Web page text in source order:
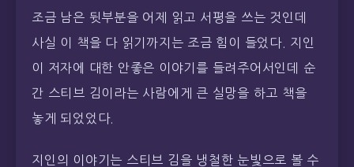
조금 남은 뒷부분을 어제 읽고 서평을 쓰는 것인데
사실 이 책을 다 읽기까지는 조금 힘이 들었다. 지인
이 저자에 대한 안좋은 이야기를 들려주어서인데 순
간 스티브 김이라는 사람에게 큰 실망을 하고 책을
놓게 되었었다.
지인의 이야기는 스티브 김을 냉철한 눈빛으로 볼 수